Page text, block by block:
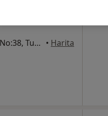
Yıldırım Mahallesi Gar Sokak No:38, Turgutlu • Harita